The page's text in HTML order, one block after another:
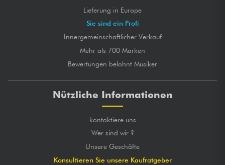
Lieferung in Europe
Sie sind ein Profi
Innergemeinschaftlicher Verkauf
Mehr als 700 Marken
Bewertungen belohnt Musiker
Nützliche Informationen
kontaktiere uns
Wer sind wir ?
Unsere Geschäfte
Konsultieren Sie unsere Kaufratgeber